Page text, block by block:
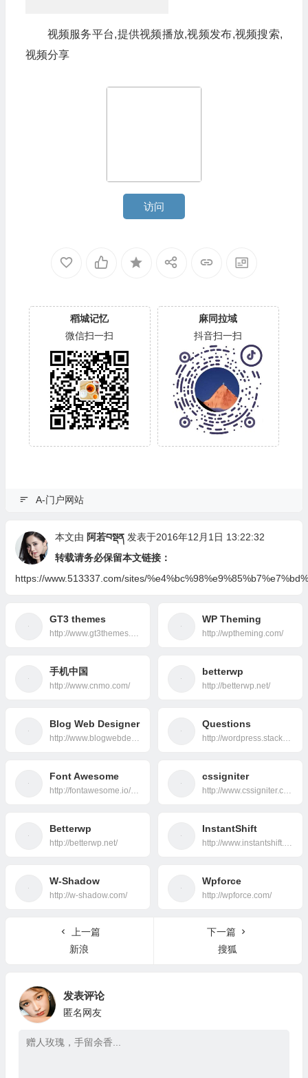
视频服务平台,提供视频播放,视频发布,视频搜索,
视频分享
访问
稻城记忆
微信扫一扫
麻同拉域
抖音扫一扫
A-门户网站
本文由 阿若བསྡན 发表于2016年12月1日 13:22:32
转载请务必保留本文链接：
https://www.513337.com/sites/
GT3 themes WP Theming
http://wptheming.com/
手机中国
http://www.cnmo.com/
betterwp
http://betterwp.net/
Blog Web Designer Questions
http://wordpress.stackexchange.com/
Font Awesome
http://fontawesome.io/icons/
cssigniter
http://www.cssigniter.com/ignite/
Betterwp
http://betterwp.net/
InstantShift
W-Shadow
http://w-shadow.com/
Wpforce
http://wpforce.com/
上一篇
新浪
下一篇
搜狐
发表评论
匿名网友